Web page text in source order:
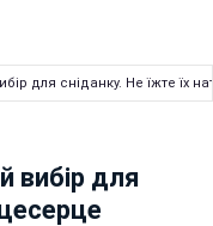
для сніданку. Не їжте їх
вибір для